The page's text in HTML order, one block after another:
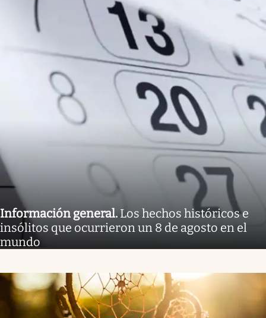
Información general.Los hechos históricos e
insólitos que ocurrieron un 8 de agosto en el
mundo